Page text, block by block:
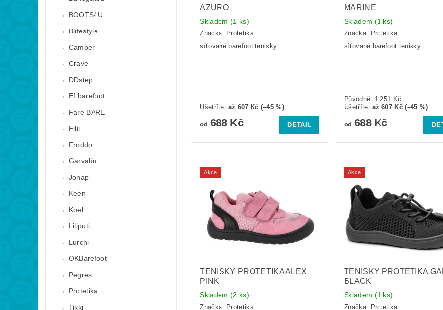
BOOTS4U
Blifestyle
Camper
Crave
DDstep
Ef barefoot
Fare BARE
Filii
Froddo
Garvalín
Jonap
Keen
Koel
Liliputi
Lurchi
OKBarefoot
Pegres
Protetika
Tikki
AZURO
Skladem (1 ks)
Značka: Protetika
síťované barefoot tenisky
Ušetříte: až 607 Kč (–45 %)
od 688 Kč DETAIL
MARINE
Skladem (1 ks)
Značka: Protetika
síťované barefoot tenisky
Původně: 1 251 Kč
Ušetříte:až 607 Kč (–45 %)
od 688 Kč
Akce
TENISKY PROTETIKA ALEX
PINK
Skladem (2 ks)
Značka: Protetika
Akce
TENISKY PROTETIKA
BLACK
Skladem (1 ks)
Značka: Protetika